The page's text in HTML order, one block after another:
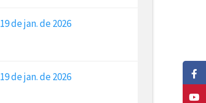
19 de jan. de 2026
19 de jan. de 2026